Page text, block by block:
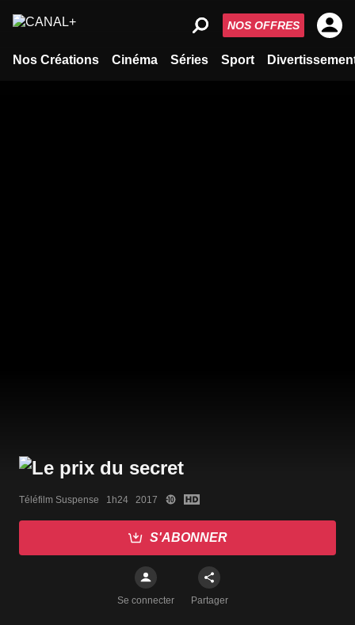
Nos Créations Cinéma Séries Sport
NOS OFFRES
Téléfilm Suspense   1h24   2017
S'ABONNER
Se connecter Partager